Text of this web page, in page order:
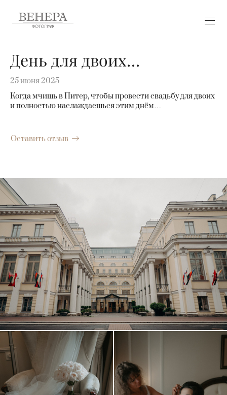
День для двоих…
25 июня 2025
Когда мчишь в Питер, чтобы провести свадьбу для двоих
и полностью наслаждаешься этим днём…
Оставить отзыв